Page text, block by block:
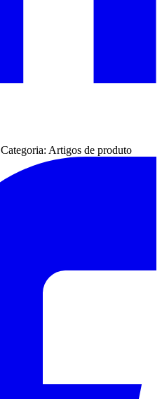
Categoria: Artigos de produto